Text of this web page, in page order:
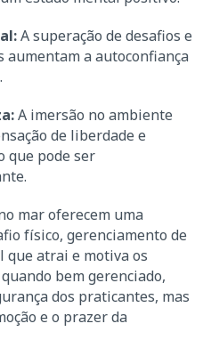
A superação de desafios e
aumentam a autoconfiança
A imersão no ambiente
de liberdade e
que pode ser
mar oferecem uma
físico, gerenciamento de
que atrai e motiva os
bem gerenciado,
dos praticantes, mas
e o prazer da